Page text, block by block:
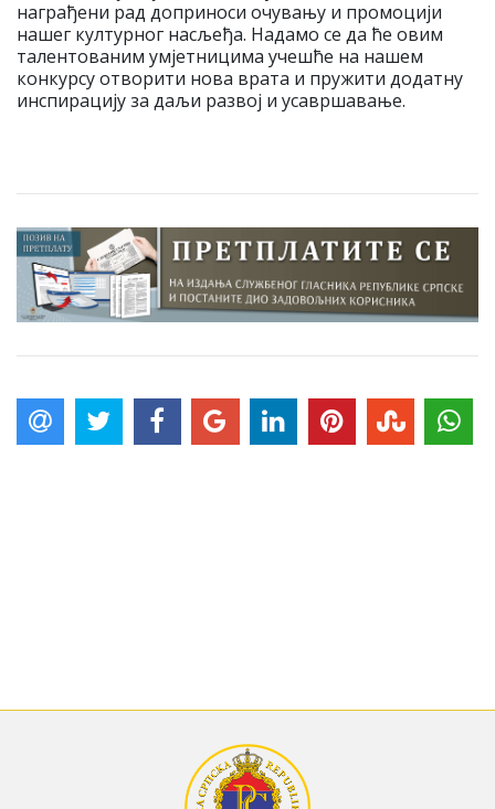
награђени рад доприноси очувању и промоцији
нашег културног насљеђа. Надамо се да ће овим
талентованим умјетницима учешће на нашем
конкурсу отворити нова врата и пружити додатну
инспирацију за даљи развој и усавршавање.